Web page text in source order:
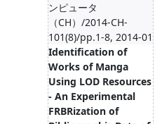
ンピュータ
（CH）/2014-CH-
101(8)/pp.1-8, 2014-01
Identification of
Works of Manga
Using LOD Resources
- An Experimental
FRBRization of